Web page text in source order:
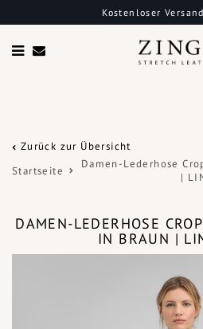
Kostenloser
Zurück zur Übersicht
Startseite
Damen-Lederhose
|
DAMEN-LEDERHOSE
IN BRAUN |